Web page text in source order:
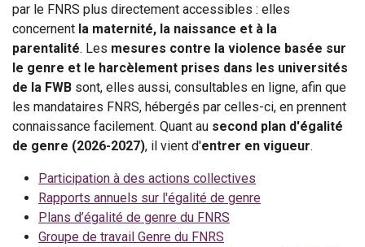
par le FNRS plus directement accessibles : elles
concernent la maternité, la naissance et à la
parentalité. Les mesures contre la violence basée sur
le genre et le harcèlement prises dans les universités
de la FWB sont, elles aussi, consultables en ligne, afin que
les mandataires FNRS, hébergés par celles-ci, en prennent
connaissance facilement. Quant au second plan d'égalité
de genre (2026-2027), il vient d'entrer en vigueur.
Participation à des actions collectives
Rapports annuels sur l'égalité de genre
Plans d’égalité de genre du FNRS
Groupe de travail Genre du FNRS